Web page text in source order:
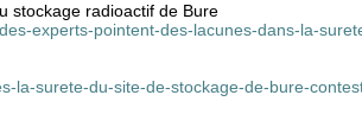
stockage radioactif de Bure
experts-pointent-des-lacunes-dans-la-
la-surete-du-site-de-stockage-de-bure-